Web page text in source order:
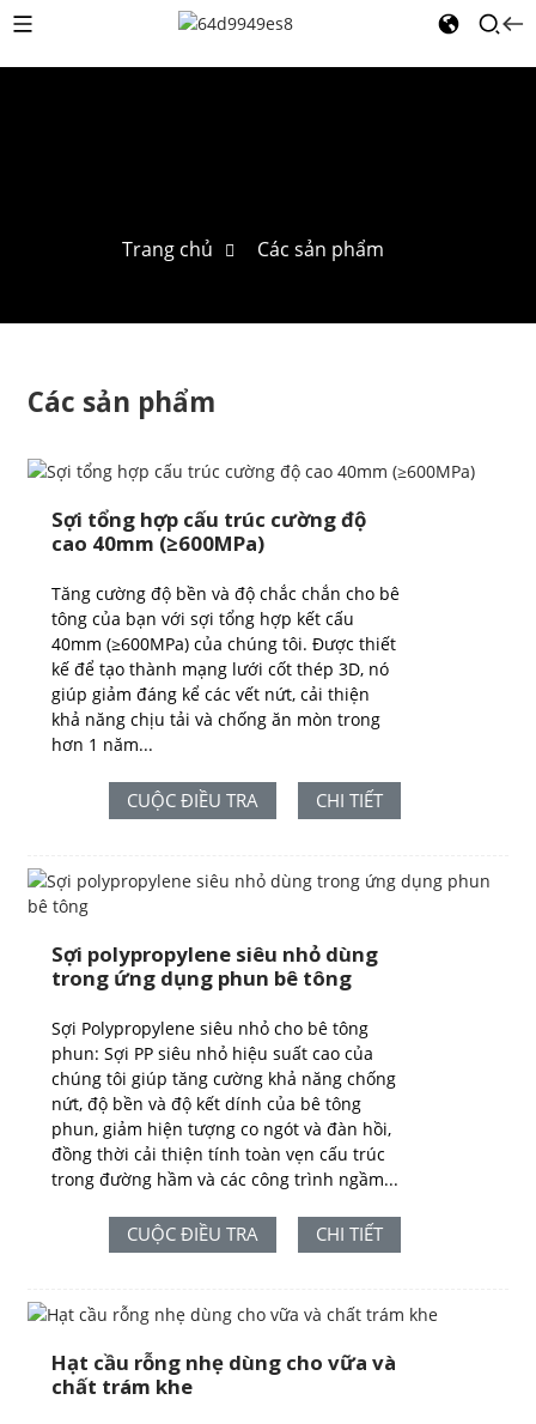
Trang chủ Các sản phẩm
Các sản phẩm
Sợi tổng hợp cấu trúc cường độ
cao 40mm (≥600MPa)
Tăng cường độ bền và độ chắc chắn cho bê
tông của bạn với sợi tổng hợp kết cấu
40mm (≥600MPa) của chúng tôi. Được thiết
kế để tạo thành mạng lưới cốt thép 3D, nó
giúp giảm đáng kể các vết nứt, cải thiện
khả năng chịu tải và chống ăn mòn trong
hơn 1 năm...
CUỘC ĐIỀU TRA CHI TIẾT
Sợi polypropylene siêu nhỏ dùng
trong ứng dụng phun bê tông
Sợi Polypropylene siêu nhỏ cho bê tông
phun: Sợi PP siêu nhỏ hiệu suất cao của
chúng tôi giúp tăng cường khả năng chống
nứt, độ bền và độ kết dính của bê tông
phun, giảm hiện tượng co ngót và đàn hồi,
đồng thời cải thiện tính toàn vẹn cấu trúc
trong đường hầm và các công trình ngầm...
CUỘC ĐIỀU TRA CHI TIẾT
Hạt cầu rỗng nhẹ dùng cho vữa và
chất trám khe